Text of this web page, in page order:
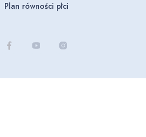
Plan równości płci